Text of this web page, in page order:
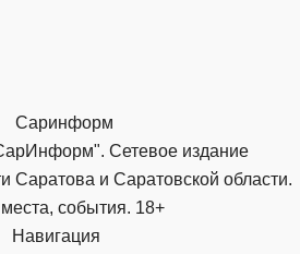
Сетевое издание
и Саратовской области.
события. 18+
Навигация